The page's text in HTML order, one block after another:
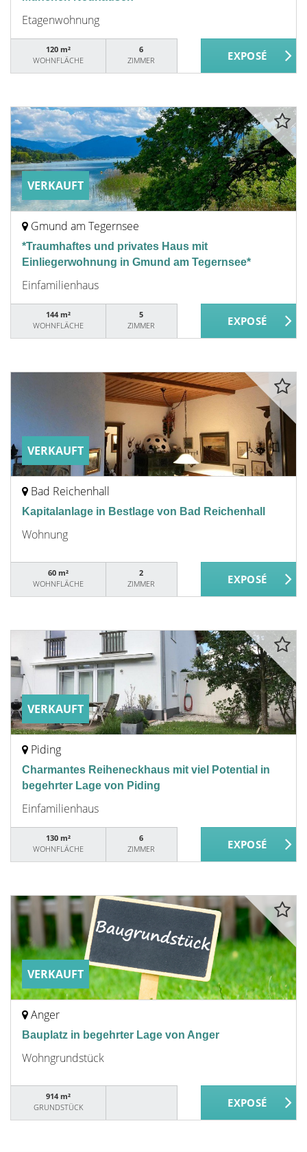
Etagenwohnung
120 m²
WOHNFLÄCHE
6
ZIMMER
VERKAUFT
Gmund am Tegernsee
*Traumhaftes und privates Haus mit
Einliegerwohnung in Gmund am Tegernsee*
Einfamilienhaus
144 m²
WOHNFLÄCHE
5
ZIMMER
VERKAUFT
Bad Reichenhall
Kapitalanlage in Bestlage von Bad Reichenhall
Wohnung
60 m²
WOHNFLÄCHE
2
ZIMMER
VERKAUFT
Piding
Charmantes Reiheneckhaus mit viel Potential in
begehrter Lage von Piding
Einfamilienhaus
130 m²
WOHNFLÄCHE
6
ZIMMER
VERKAUFT
Anger
Bauplatz in begehrter Lage von Anger
Wohngrundstück
914 m²
GRUNDSTÜCK